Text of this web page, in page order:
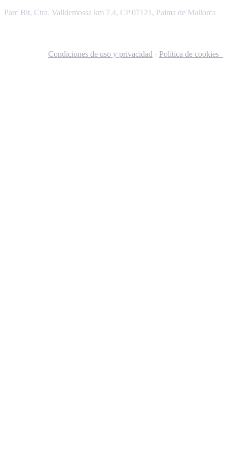
Parc Bit, Ctra. Valldemossa km 7.4, CP 07121, Palma de Mallorca
Condiciones de uso y privacidad · Política de cookies